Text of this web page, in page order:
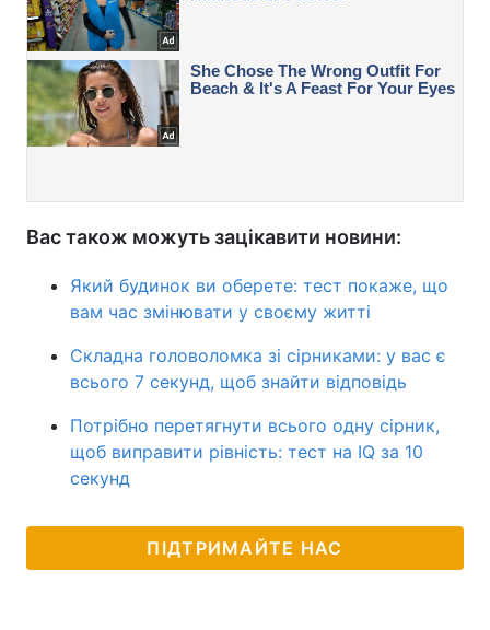
Вас також можуть зацікавити новини:
Який будинок ви оберете: тест покаже, що
вам час змінювати у своєму житті
Складна головоломка зі сірниками: у вас є
всього 7 секунд, щоб знайти відповідь
Потрібно перетягнути всього одну сірник,
щоб виправити рівність: тест на IQ за 10
секунд
ПІДТРИМАЙТЕ НАС